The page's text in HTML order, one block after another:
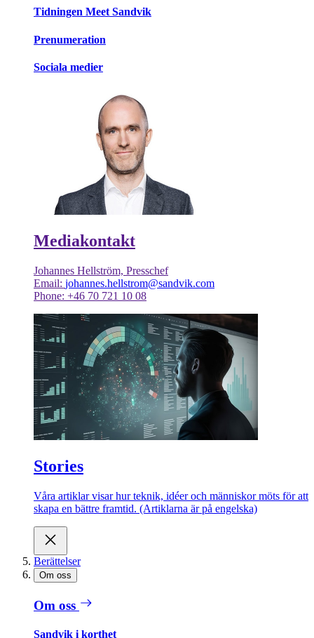
Tidningen Meet Sandvik
Prenumeration
Sociala medier
Mediakontakt
Johannes Hellström, Presschef
Email: johannes.hellstrom@sandvik.com
Phone: +46 70 721 10 08
Stories
Våra artiklar visar hur teknik, idéer och människor möts för att
skapa en bättre framtid. (Artiklarna är på engelska)
Berättelser
Om oss
Om oss
Sandvik i korthet